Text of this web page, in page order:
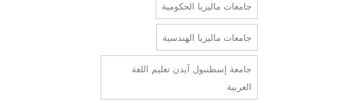
جامعات ماليزيا الحكومية
جامعات ماليزيا الهندسية
جامعة إسطنبول آيدن تعليم اللغة
العربية